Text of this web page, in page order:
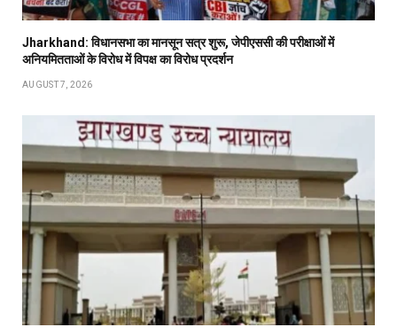
Jharkhand: विधानसभा का मानसून सत्र शुरू, जेपीएससी की परीक्षाओं में
अनियमितताओं के विरोध में विपक्ष का विरोध प्रदर्शन
AUGUST 7, 2026